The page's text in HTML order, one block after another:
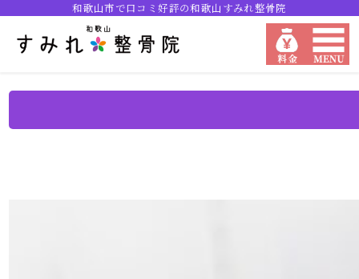
和歌山市で口コミ好評の和歌山すみれ整骨院